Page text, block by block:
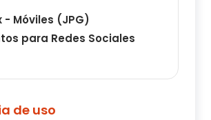
- Móviles (JPG)
para Redes Sociales
de uso